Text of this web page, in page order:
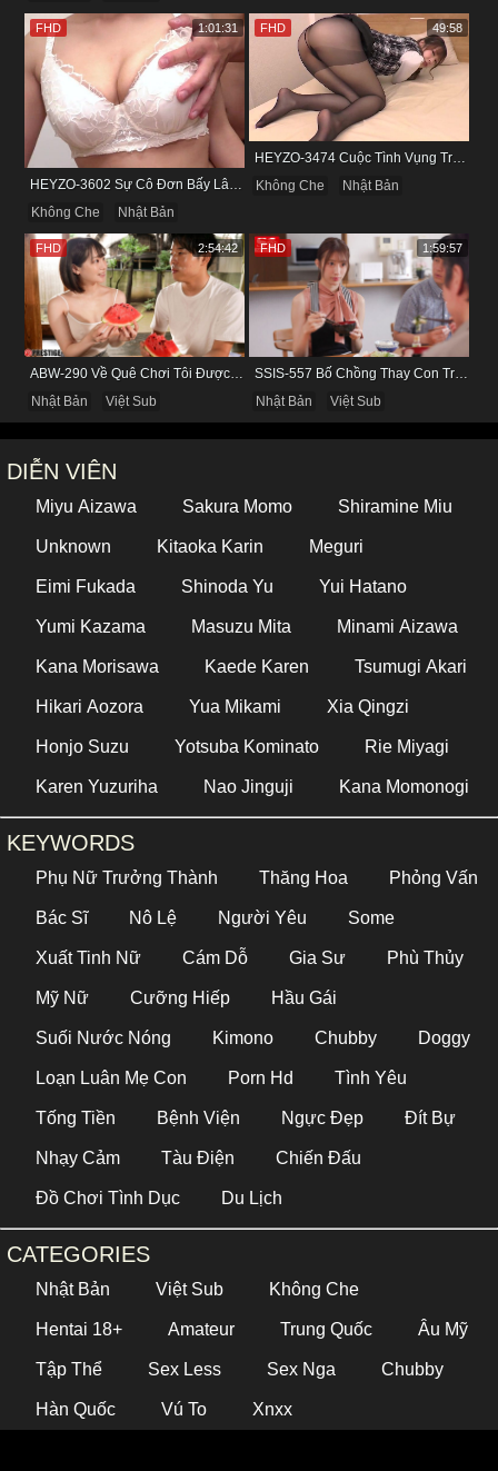
Không Che
Nhật Bản
FHD 1:01:31
Không Che
Nhật Bản
FHD 49:58
Nhật Bản
Việt Sub
FHD 2:54:42
SSIS-557 Bố Chồng Thay Con Trai Bị Liệt Dương Chăm Sóc Con Dâu
Nhật Bản
Việt Sub
FHD 1:59:57
DIỄN VIÊN
Miyu Aizawa Sakura Momo Shiramine Miu
Unknown Kitaoka Karin Meguri
Eimi Fukada Shinoda Yu Yui Hatano
Yumi Kazama Masuzu Mita Minami Aizawa
Kana Morisawa Kaede Karen Tsumugi Akari
Hikari Aozora Yua Mikami Xia Qingzi
Honjo Suzu Yotsuba Kominato Rie Miyagi
Karen Yuzuriha Nao Jinguji Kana Momonogi
KEYWORDS
Phụ Nữ Trưởng Thành Thăng Hoa Phỏng Vấn
Bác Sĩ Nô Lệ Người Yêu Some
Xuất Tinh Nữ Cám Dỗ Gia Sư Phù Thủy
Mỹ Nữ Cưỡng Hiếp Hầu Gái
Suối Nước Nóng Kimono Chubby Doggy
Loạn Luân Mẹ Con Porn Hd Tình Yêu
Tống Tiền Bệnh Viện Ngực Đẹp Đít Bự
Nhạy Cảm Tàu Điện Chiến Đấu
Đồ Chơi Tình Dục Du Lịch
CATEGORIES
Nhật Bản Việt Sub Không Che
Hentai 18+ Amateur Trung Quốc Âu Mỹ
Tập Thể Sex Less Sex Nga Chubby
Hàn Quốc Vú To Xnxx